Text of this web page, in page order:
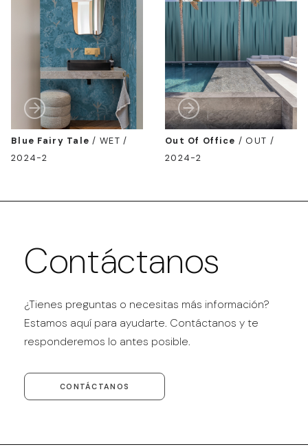
Blue Fairy Tale /WET /
2024-2
Out Of Office /OUT /
2024-2
Contáctanos
¿Tienes preguntas o necesitas más información?
Estamos aquí para ayudarte. Contáctanos y te
responderemos lo antes posible.
CONTÁCTANOS